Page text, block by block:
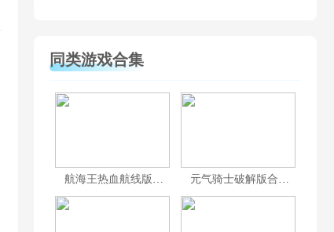
同类游戏合集
航海王热血航线版本大全 元气骑士破解版合集